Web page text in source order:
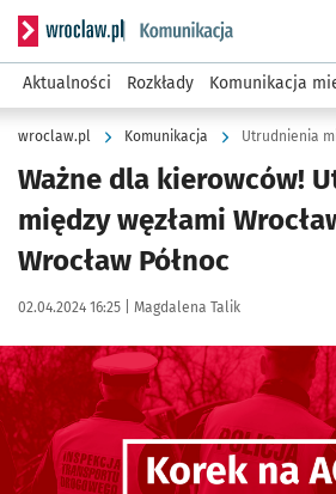
Serwis informacyjny wroclaw.pl
Aktualności Rozkłady Komunikacja
wroclaw.pl Komunikacja Utrudnienia
Ważne dla kierowców!
między węzłami
Wrocław Północ
Data publikacji:
02.04.2024 16:25 | Autor:
Magdalena Talik
Kliknij, aby powiększyć